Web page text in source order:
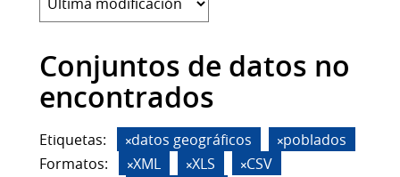
Conjuntos de datos no
encontrados
Etiquetas: datos geográficos
poblados
Formatos:
XML XLS
CSV